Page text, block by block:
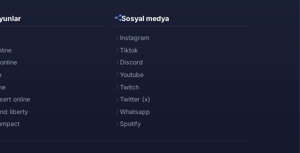
online
liberty
Sosyal medya
Instagram
Tiktok
Discord
Youtube
Twitch
Twitter (x)
Whatsapp
Spotify